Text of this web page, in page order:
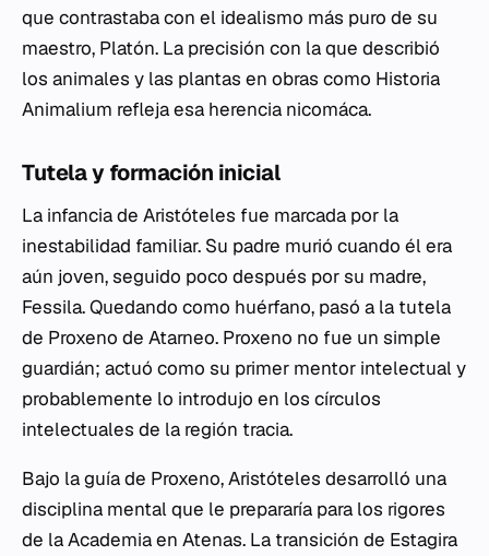
que contrastaba con el idealismo más puro de su
maestro, Platón. La precisión con la que describió
los animales y las plantas en obras como Historia
Animalium refleja esa herencia nicomáca.
Tutela y formación inicial
La infancia de Aristóteles fue marcada por la
inestabilidad familiar. Su padre murió cuando él era
aún joven, seguido poco después por su madre,
Fessila. Quedando como huérfano, pasó a la tutela
de Proxeno de Atarneo. Proxeno no fue un simple
guardián; actuó como su primer mentor intelectual y
probablemente lo introdujo en los círculos
intelectuales de la región tracia.
Bajo la guía de Proxeno, Aristóteles desarrolló una
disciplina mental que le prepararía para los rigores
de la Academia en Atenas. La transición de Estagira